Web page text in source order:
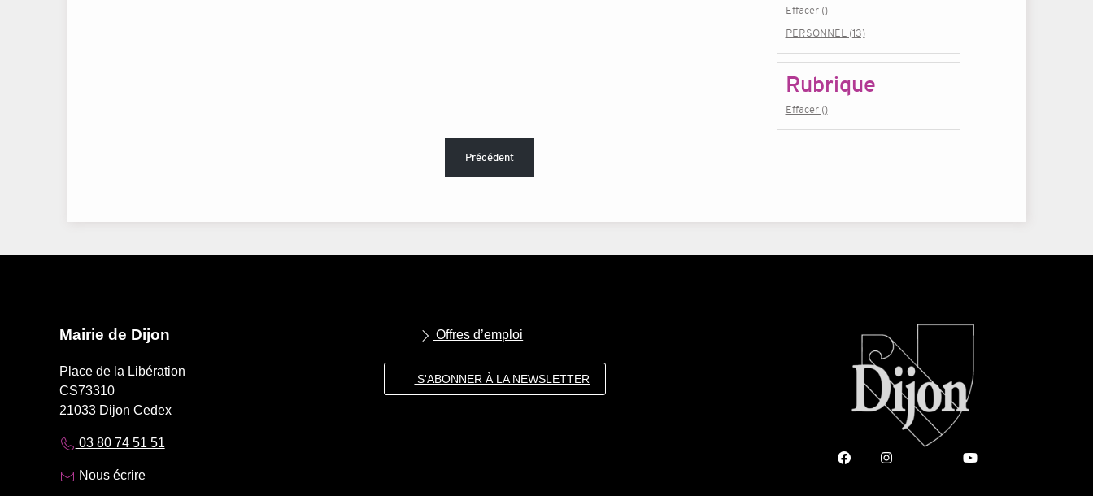
Effacer ()
PERSONNEL (13)
Rubrique
Effacer ()
Précédent
Mairie de Dijon
Place de la Libération
CS73310
21033 Dijon Cedex
03 80 74 51 51
Nous écrire
Offres d’emploi
S'ABONNER À LA NEWSLETTER